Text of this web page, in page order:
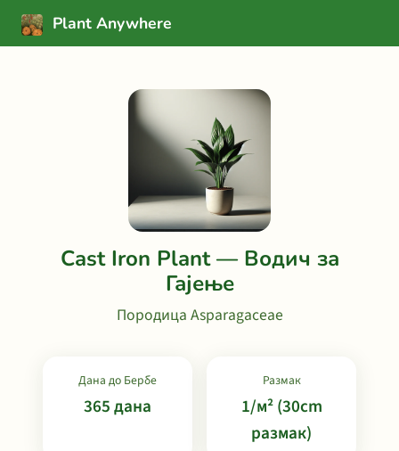
Plant Anywhere
Cast Iron Plant — Водич за
Гајење
Породица Asparagaceae
Дана до Бербе
365 дана
Размак
1/м² (30cm
размак)